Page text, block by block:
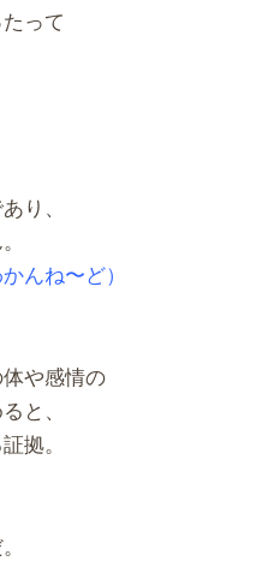
って
り、
んね〜ど）
や感情の
と、
拠。